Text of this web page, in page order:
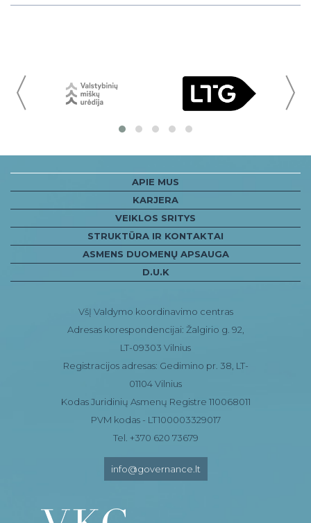
APIE MUS
KARJERA
VEIKLOS SRITYS
STRUKTŪRA IR KONTAKTAI
ASMENS DUOMENŲ APSAUGA
D.U.K
VšĮ Valdymo koordinavimo centras
Adresas korespondencijai: Žalgirio g. 92,
LT-09303 Vilnius
Registracijos adresas: Gedimino pr. 38, LT-
01104 Vilnius
Kodas Juridinių Asmenų Registre 110068011
PVM kodas - LT100003329017
Tel. +370 620 73679
info@governance.lt